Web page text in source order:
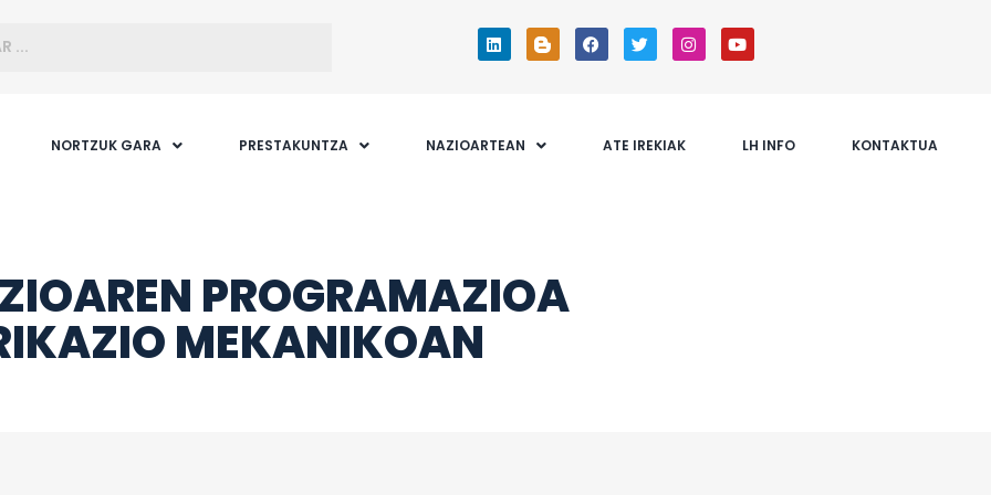
NORTZUK GARA PRESTAKUNTZA NAZIOARTEAN ATE IREKIAK LH INFO KONTAKTUA
PROGRAMAZIOA
MEKANIKOAN